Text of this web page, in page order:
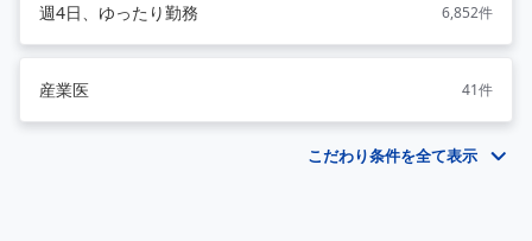
週4日、ゆったり勤務 6,852件
産業医 41件
こだわり条件を全て表示